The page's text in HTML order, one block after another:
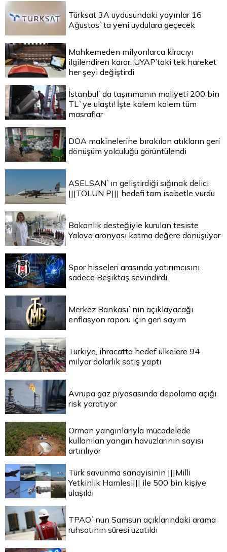
Türksat 3A uydusundaki yayınlar 16
Ağustos`ta yeni uydulara geçecek
Mahkemeden milyonlarca kiracıyı
ilgilendiren karar: UYAP’taki tek hareket
her şeyi değiştirdi
İstanbul`da taşınmanın maliyeti 200 bin
TL`ye ulaştı! İşte kalem kalem tüm
masraflar
DOA makinelerine bırakılan atıkların geri
dönüşüm yolculuğu görüntülendi
ASELSAN`ın geliştirdiği sığınak delici
|||TOLUN P||| hedefi tam isabetle vurdu
Bakanlık desteğiyle kurulan tesiste
Yalova aronyası katma değere dönüşüyor
Spor hisseleri arasında yatırımcısını
sadece Beşiktaş sevindirdi
Merkez Bankası`nın açıklayacağı
enflasyon raporu için geri sayım
Türkiye, ihracatta hedef ülkelere 94
milyar dolarlık satış yaptı
Avrupa gaz piyasasında depolama açığı
risk yaratıyor
Orman yangınlarıyla mücadelede
kullanılan yangın havuzlarının sayısı
artırılıyor
Türk savunma sanayisinin |||Milli
Yetkinlik Hamlesi||| ile 500 bin kişiye
ulaşıldı
TPAO`nun Samsun açıklarındaki arama
ruhsatının süresi uzatıldı